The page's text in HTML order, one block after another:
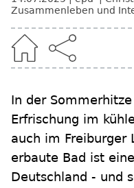
Zusammenleben und
In der
Erfrischung im
auch im Freiburger
erbaute Bad ist
Deutschland - und